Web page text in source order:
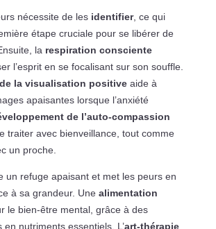
nécessite de les identifier, ce qui
étape cruciale pour se libérer de
la respiration consciente
l’esprit en se focalisant sur son souffle.
la visualisation positiveaide à
apaisantes lorsque l’anxiété
de l’auto-compassion
traiter avec bienveillance, tout comme
un proche.
un refuge apaisant et met les peurs en
à sa grandeur. Une alimentation
le bien-être mental, grâce à des
en nutriments essentiels. L’art-thérapie